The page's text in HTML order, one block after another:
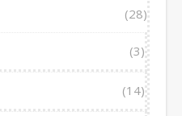
(28)
(3)
(14)